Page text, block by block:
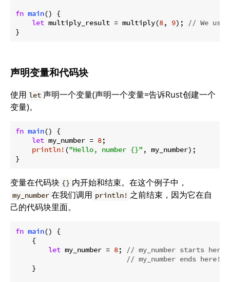
fn main() {
let multiply_result = multiply(8, 9);
// We
}
声明变量和代码块
使用 let 声明一个变量(声明一个变量=告诉Rust创建一个
变量)。
fn main() {
let my_number = 8;
println! ("Hello, number {}" , my_number);
}
变量在代码块 {} 内开始和结束。在这个例子中，
my_number 在我们调用 println! 之前结束，因为它在自
己的代码块里面。
fn main() {
    {
let my_number = 8;
// my_number starts here
// my_number ends here!
    }